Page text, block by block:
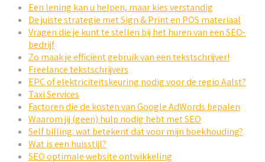
Een lening kan u helpen, maar kies verstandig
De juiste strategie met Sign & Print en POS materiaal
Vragen die je kunt te stellen bij het huren van een SEO-
bedrijf
Zo maak je efficiënt gebruik van een tekstschrijver!
Freelance tekstschrijvers
EPC of elektriciteitskeuring nodig voor de regio Aalst?
Taxi Services
Factoren die de kosten van Google AdWords bepalen
Waarom jij (geen) hulp nodig hebt met SEO
Self billing: wat betekent dat voor mijn boekhouding?
Wat is een huisstijl?
SEO optimale website ontwikkeling